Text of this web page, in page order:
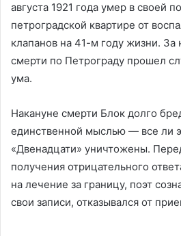
августа 1921 года умер в своей
петроградской квартире от
клапанов на 41-м году жизни. За
смерти по Петрограду прошел
ума.
Накануне смерти Блок долго
единственной мыслью — все ли
«Двенадцати» уничтожены.
получения отрицательного
на лечение за границу, поэт
свои записи, отказывался от